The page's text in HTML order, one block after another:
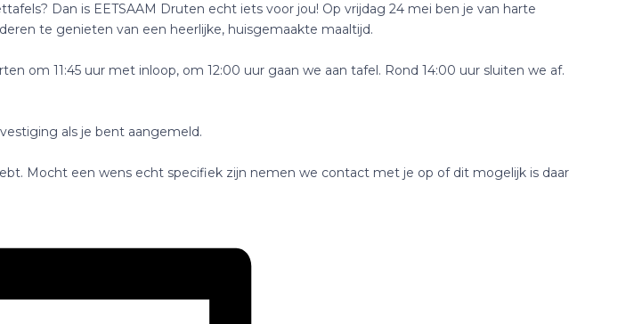
Dan is EETSAAM Druten echt iets voor jou! Op vrijdag 24 mei ben je van harte
te genieten van een heerlijke, huisgemaakte maaltijd.
om 11:45 uur met inloop, om 12:00 uur gaan we aan tafel. Rond 14:00 uur sluiten we af.
als je bent aangemeld.
Mocht een wens echt specifiek zijn nemen we contact met je op of dit mogelijk is daar